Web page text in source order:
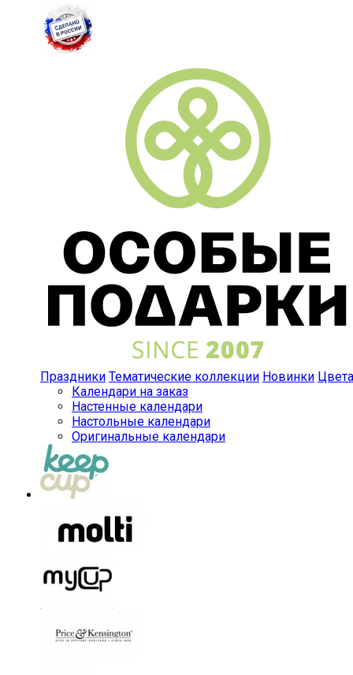
Праздники Тематические коллекции Новинки Цвета
Календари на заказ
Настенные календари
Настольные календари
Оригинальные календари